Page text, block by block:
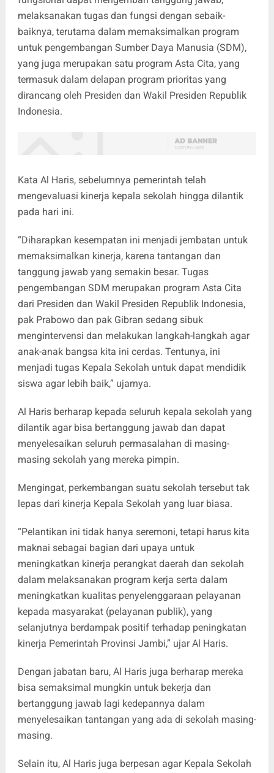
melaksanakan tugas dan fungsi dengan sebaik-
baiknya, terutama dalam memaksimalkan program
untuk pengembangan Sumber Daya Manusia (SDM),
yang juga merupakan satu program Asta Cita, yang
termasuk dalam delapan program prioritas yang
dirancang oleh Presiden dan Wakil Presiden Republik
Indonesia.
Kata Al Haris, sebelumnya pemerintah telah
mengevaluasi kinerja kepala sekolah hingga dilantik
pada hari ini.
“Diharapkan kesempatan ini menjadi jembatan untuk
memaksimalkan kinerja, karena tantangan dan
tanggung jawab yang semakin besar. Tugas
pengembangan SDM merupakan program Asta Cita
dari Presiden dan Wakil Presiden Republik Indonesia,
pak Prabowo dan pak Gibran sedang sibuk
mengintervensi dan melakukan langkah-langkah agar
anak-anak bangsa kita ini cerdas. Tentunya, ini
menjadi tugas Kepala Sekolah untuk dapat mendidik
siswa agar lebih baik,” ujarnya.
Al Haris berharap kepada seluruh kepala sekolah yang
dilantik agar bisa bertanggung jawab dan dapat
menyelesaikan seluruh permasalahan di masing-
masing sekolah yang mereka pimpin.
Mengingat, perkembangan suatu sekolah tersebut tak
lepas dari kinerja Kepala Sekolah yang luar biasa.
“Pelantikan ini tidak hanya seremoni, tetapi harus kita
maknai sebagai bagian dari upaya untuk
meningkatkan kinerja perangkat daerah dan sekolah
dalam melaksanakan program kerja serta dalam
meningkatkan kualitas penyelenggaraan pelayanan
kepada masyarakat (pelayanan publik), yang
selanjutnya berdampak positif terhadap peningkatan
kinerja Pemerintah Provinsi Jambi,” ujar Al Haris.
Dengan jabatan baru, Al Haris juga berharap mereka
bisa semaksimal mungkin untuk bekerja dan
bertanggung jawab lagi kedepannya dalam
menyelesaikan tantangan yang ada di sekolah masing-
masing.
Selain itu, Al Haris juga berpesan agar Kepala Sekolah